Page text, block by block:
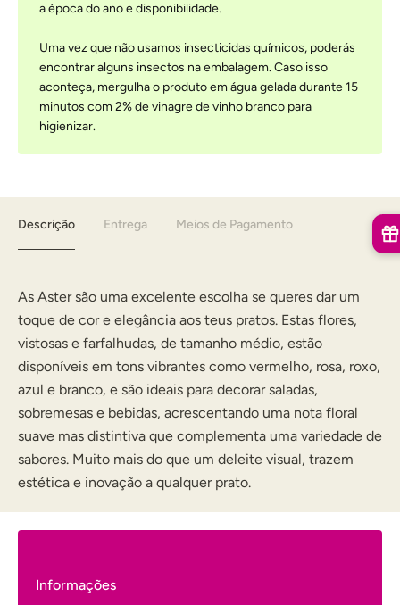
a época do ano e disponibilidade.
Uma vez que não usamos insecticidas químicos, poderás
encontrar alguns insectos na embalagem. Caso isso
aconteça, mergulha o produto em água gelada durante 15
minutos com 2% de vinagre de vinho branco para
higienizar.
Descrição Entrega Meios de Pagamento
As Aster são uma excelente escolha se queres dar um
toque de cor e elegância aos teus pratos. Estas flores,
vistosas e farfalhudas, de tamanho médio, estão
disponíveis em tons vibrantes como vermelho, rosa, roxo,
azul e branco, e são ideais para decorar saladas,
sobremesas e bebidas, acrescentando uma nota floral
suave mas distintiva que complementa uma variedade de
sabores. Muito mais do que um deleite visual, trazem
estética e inovação a qualquer prato.
Informações